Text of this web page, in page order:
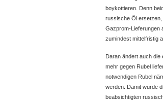
boykottieren. Denn
russische Öl
Gazprom-Lieferungen
zumindest mittelfristig
Daran ändert auch
mehr gegen Rubel
notwendigen Rubel
werden. Damit würde
beabsichtigten